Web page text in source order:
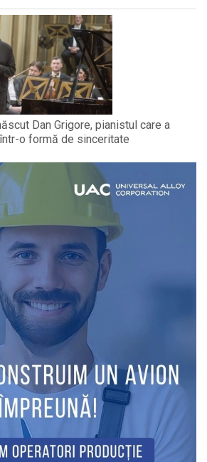
Dan Grigore, pianistul care a
o formă de sinceritate